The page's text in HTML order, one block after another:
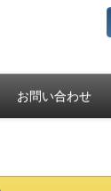
お問い合わせ